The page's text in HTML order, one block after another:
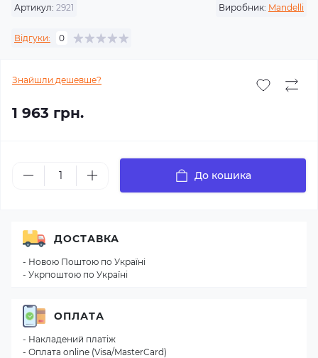
Артикул: 2921 Виробник: Mandelli
Відгуки: 0
Знайшли дешевше?
1 963 грн.
До кошика
ДОСТАВКА
- Новою Поштою по Україні
- Укрпоштою по Україні
ОПЛАТА
- Накладений платіж
- Оплата online (Visa/MasterCard)